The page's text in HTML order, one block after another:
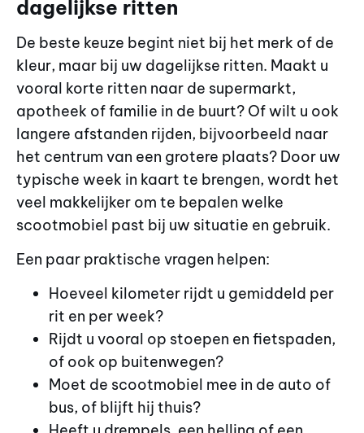
dagelijkse ritten
De beste keuze begint niet bij het merk of de
kleur, maar bij uw dagelijkse ritten. Maakt u
vooral korte ritten naar de supermarkt,
apotheek of familie in de buurt? Of wilt u ook
langere afstanden rijden, bijvoorbeeld naar
het centrum van een grotere plaats? Door uw
typische week in kaart te brengen, wordt het
veel makkelijker om te bepalen welke
scootmobiel past bij uw situatie en gebruik.
Een paar praktische vragen helpen:
Hoeveel kilometer rijdt u gemiddeld per
rit en per week?
Rijdt u vooral op stoepen en fietspaden,
of ook op buitenwegen?
Moet de scootmobiel mee in de auto of
bus, of blijft hij thuis?